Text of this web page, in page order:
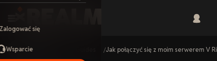
się
Wsparcie Jak połączyć się z moim serwerem V